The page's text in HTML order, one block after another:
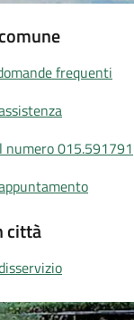
frequenti
numero 015.591791
città